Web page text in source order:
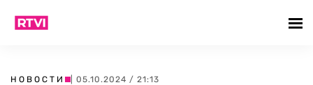
НОВОСТИ | 05.10.2024 / 21:13